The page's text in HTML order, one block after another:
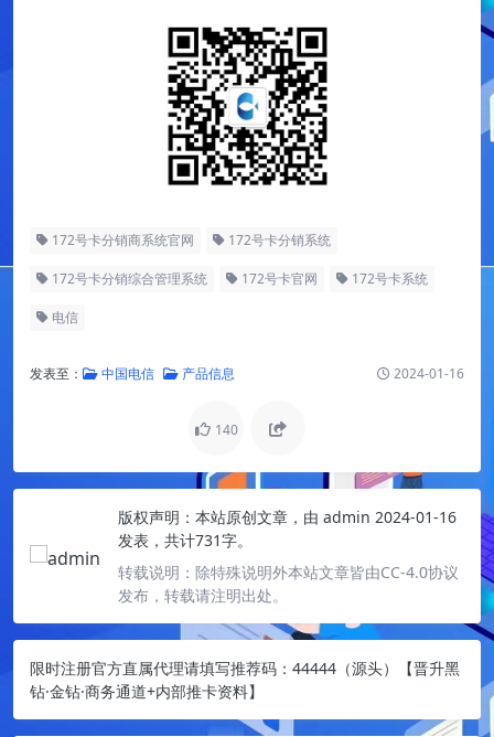
172号卡分销商系统官网 172号卡分销系统
172号卡分销综合管理系统 172号卡官网 172号卡系统
电信
发表至： 中国电信 产品信息 2024-01-16
140
版权声明： 本站原创文章，由 admin 2024-01-16
发表，共计731字。
转载说明： 除特殊说明外本站文章皆由CC-4.0协议
发布，转载请注明出处。
限时注册官方直属代理请填写推荐码：44444（源头）【晋升黑
钻·金钻·商务通道+内部推卡资料】